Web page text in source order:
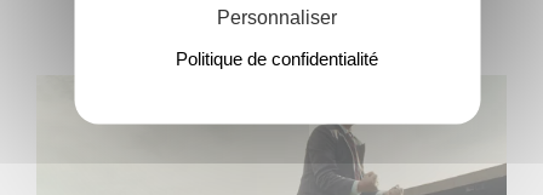
nouvelle production Gaumont USA
Personnaliser
Politique de confidentialité